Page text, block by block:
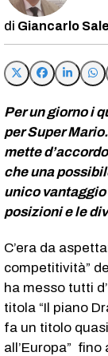
Giancarlo
Per un giorno i
per Super
mette
che una
unico
posizioni e le
C’era da
competitività”
ha messo tutti
titola “Il piano
fa un titolo
all’Europa” fino